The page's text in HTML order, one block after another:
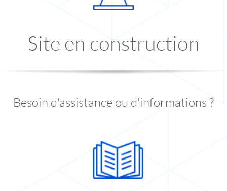
Site en construction
Besoin d'assistance ou d'informations ?